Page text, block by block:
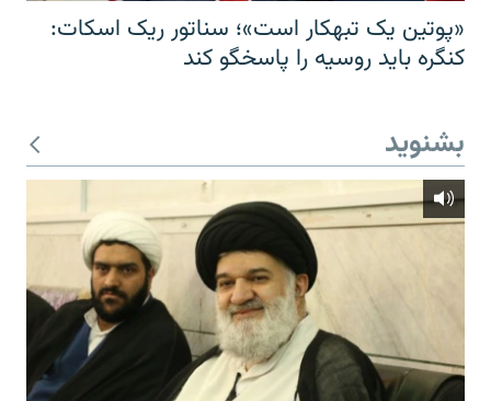
«پوتین یک تبهکار است»؛ سناتور ریک اسکات:
کنگره باید روسیه را پاسخگو کند
بشنوید